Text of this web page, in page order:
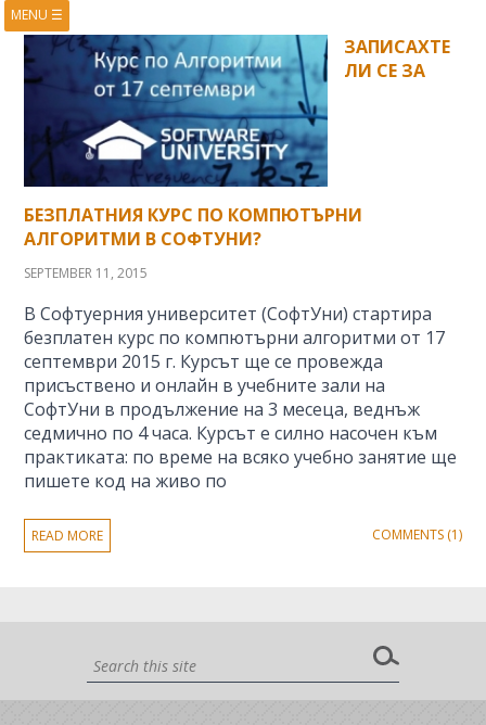
MENU ☰
HOME
ABOUT
BOOKS
COURSES
PRESENTATIONS
RESEARCH
PUBLICATIONS
CONTACTS
ЗАПИСАХТЕ
ЛИ СЕ ЗА
БЕЗПЛАТНИЯ КУРС ПО КОМПЮТЪРНИ
АЛГОРИТМИ В СОФТУНИ?
SEPTEMBER 11, 2015
В Софтуерния университет (СофтУни) стартира
безплатен курс по компютърни алгоритми от 17
септември 2015 г. Курсът ще се провежда
присъствено и онлайн в учебните зали на
СофтУни в продължение на 3 месеца, веднъж
седмично по 4 часа. Курсът е силно насочен към
практиката: по време на всяко учебно занятие ще
пишете код на живо по
READ MORE COMMENTS (1)